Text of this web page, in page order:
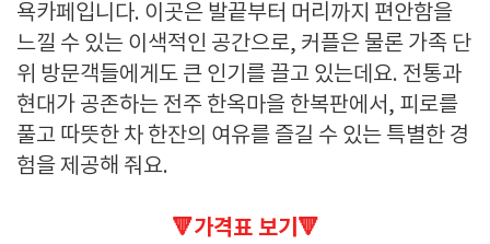
욕카페입니다. 이곳은 발끝부터 머리까지 편안함을
느낄 수 있는 이색적인 공간으로, 커플은 물론 가족 단
위 방문객들에게도 큰 인기를 끌고 있는데요. 전통과
현대가 공존하는 전주 한옥마을 한복판에서, 피로를
풀고 따뜻한 차 한잔의 여유를 즐길 수 있는 특별한 경
험을 제공해 줘요.
🔻가격표 보기🔻